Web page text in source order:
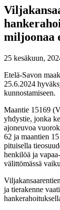
miljoonaa
25 kesäkuun,
Etelä-Savon
25.6.2024
kunnostamiseen.
Maantie 15169
yhdystie, jonka
ajoneuvoa
62 ja maantien
pituisella
henkilöä ja
välittömässä
ja tierakenne